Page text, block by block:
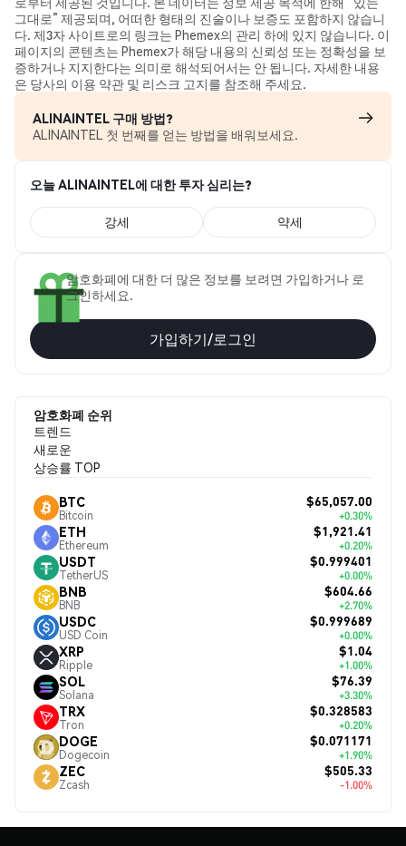
그대로” 제공되며, 어떠한 형태의 진술이나 보증도 포함하지 않습니
다. 제3자 사이트로의 링크는 Phemex의 관리 하에 있지 않습니다. 이
페이지의 콘텐츠는 Phemex가 해당 내용의 신뢰성 또는 정확성을 보
증하거나 지지한다는 의미로 해석되어서는 안 됩니다. 자세한 내용
은 당사의 이용 약관 및 리스크 고지를 참조해 주세요.
ALINAINTEL 구매 방법?
ALINAINTEL 첫 번째를 얻는 방법을 배워보세요.
오늘 ALINAINTEL에 대한 투자 심리는?
강세 약세
암호화폐에 대한 더 많은 정보를 보려면 가입하거나 로
그인하세요.
가입하기/로그인
암호화폐 순위
트렌드
새로운
상승률 TOP
BTC
Bitcoin
$65,057.00
+0.30%
ETH
Ethereum
$1,921.41
+0.20%
USDT
TetherUS
$0.999401
+0.00%
BNB
BNB
$604.66
+2.70%
USDC
USD Coin
$0.999689
+0.00%
XRP
Ripple
$1.04
+1.00%
SOL
Solana
$76.39
+3.30%
TRX
Tron
$0.328583
+0.20%
DOGE
Dogecoin
$0.071171
+1.90%
ZEC
Zcash
$505.33
-1.00%